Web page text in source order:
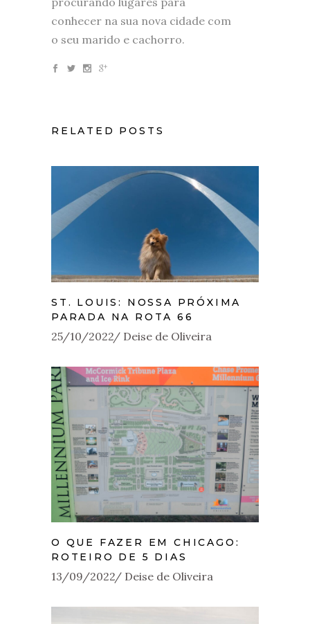
conhecer na sua nova cidade com
o seu marido e cachorro.
RELATED POSTS
ST. LOUIS: NOSSA PRÓXIMA
PARADA NA ROTA 66
25/10/2022 Deise de Oliveira
O QUE FAZER EM CHICAGO:
ROTEIRO DE 5 DIAS
13/09/2022 Deise de Oliveira